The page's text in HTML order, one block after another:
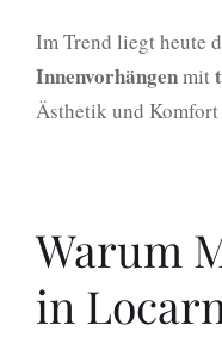
Im Trend liegt heute
Innenvorhängenmit
Ästhetik und
Warum
in